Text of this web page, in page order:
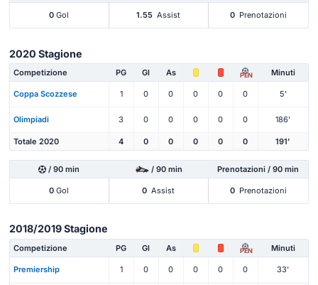
0 Gol 1.55 Assist 0 Prenotazioni
2020 Stagione
Competizione PG Gl As PEN Minuti
Coppa Scozzese 1 0 0 0 0 0 5'
Olimpiadi 3 0 0 0 0 0 186'
Totale 2020 4 0 0 0 0 0 191'
/ 90 min / 90 min Prenotazioni / 90 min
0 Gol 0 Assist 0 Prenotazioni
2018/2019 Stagione
Competizione PG Gl As PEN Minuti
Premiership 1 0 0 0 0 0 33'